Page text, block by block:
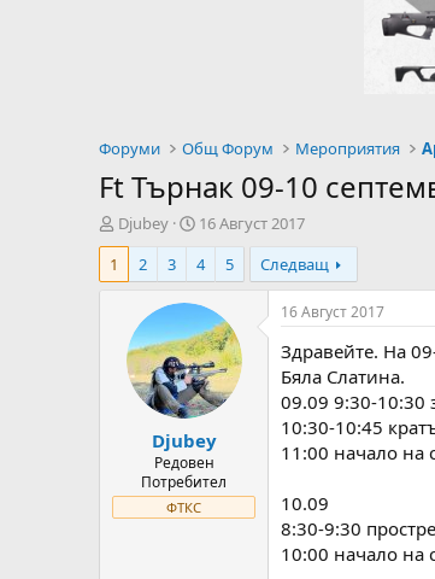
Форуми Общ Форум Мероприятия
Ft Търнак 09-10
А
в
о
Djubey
Н
а
ч
а
л
н
а
Д
а
т
а
16 Август 2017
1
2 3 4 5 Следващ
Djubey
Редовен
Потребител
ФТКС
16 Август 2017
Здравейте. На
Бяла Слатина.
09.09 9:30-10:30
10:30-10:45
11:00 начало на
10.09
8:30-9:30
10:00 начало на